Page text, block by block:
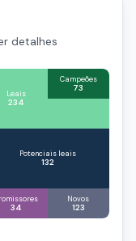
detalhes
Campeões
73
Leais
234
Potenciais leais
132
Novos
123
34